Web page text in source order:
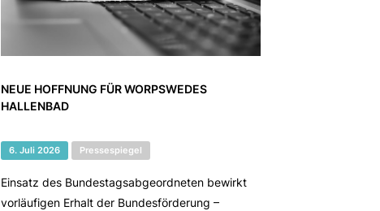
NEUE HOFFNUNG FÜR WORPSWEDES
HALLENBAD
6. Juli 2026 Pressespiegel
Einsatz des Bundestagsabgeordneten bewirkt
vorläufigen Erhalt der Bundesförderung –